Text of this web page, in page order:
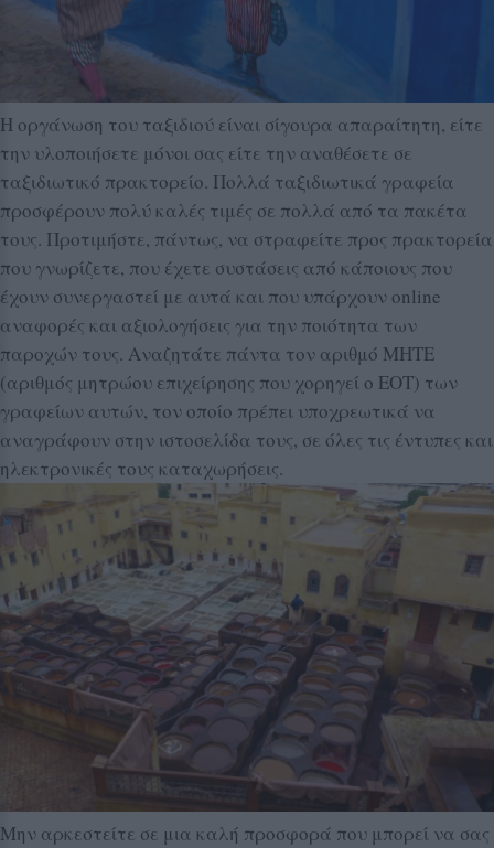
Η οργάνωση του ταξιδιού είναι σίγουρα απαραίτητη, είτε
την υλοποιήσετε μόνοι σας είτε την αναθέσετε σε
ταξιδιωτικό πρακτορείο. Πολλά ταξιδιωτικά γραφεία
προσφέρουν πολύ καλές τιμές σε πολλά από τα πακέτα
τους. Προτιμήστε, πάντως, να στραφείτε προς πρακτορεία
που γνωρίζετε, που έχετε συστάσεις από κάποιους που
έχουν συνεργαστεί με αυτά και που υπάρχουν online
αναφορές και αξιολογήσεις για την ποιότητα των
παροχών τους. Αναζητάτε πάντα τον αριθμό ΜΗΤΕ
(αριθμός μητρώου επιχείρησης που χορηγεί ο ΕΟΤ) των
γραφείων αυτών, τον οποίο πρέπει υποχρεωτικά να
αναγράφουν στην ιστοσελίδα τους, σε όλες τις έντυπες και
ηλεκτρονικές τους καταχωρήσεις.
Μην αρκεστείτε σε μια καλή προσφορά που μπορεί να σας